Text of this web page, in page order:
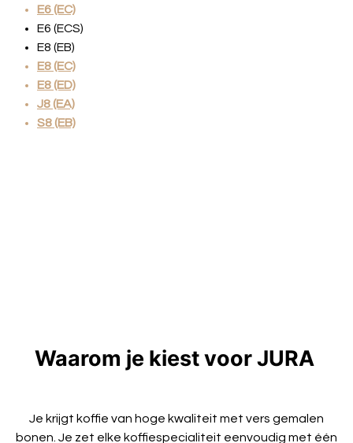
E6 (EC)
E6 (ECS)
E8 (EB)
E8 (EC)
E8 (ED)
J8 (EA)
S8 (EB)
Waarom je kiest voor JURA
Je krijgt koffie van hoge kwaliteit met vers gemalen
bonen. Je zet elke koffiespecialiteit eenvoudig met één